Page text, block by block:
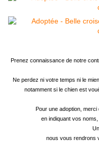
Prenez connaissance de notre
Ne perdez ni votre temps ni le
notamment si le chien est
Pour une adoption,
en indiquant vos
nous vous rendrons